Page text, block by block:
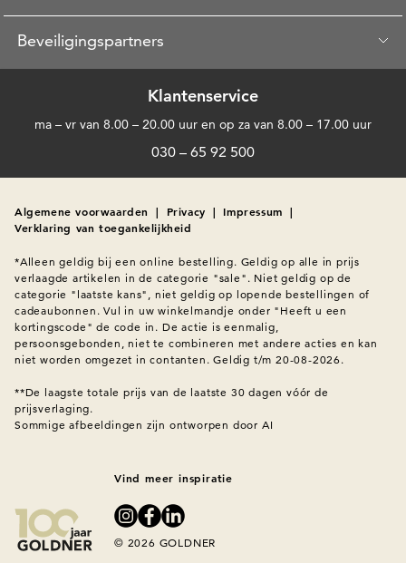
Beveiligingspartners
Klantenservice
ma – vr van 8.00 – 20.00 uur en op za van 8.00 – 17.00 uur
030 – 65 92 500
Algemene voorwaarden | Privacy | Impressum |
Verklaring van toegankelijkheid
*Alleen geldig bij een online bestelling. Geldig op alle in prijs
verlaagde artikelen in de categorie "sale". Niet geldig op de
categorie "laatste kans", niet geldig op lopende bestellingen of
cadeaubonnen. Vul in uw winkelmandje onder "Heeft u een
kortingscode" de code in. De actie is eenmalig,
persoonsgebonden, niet te combineren met andere acties en kan
niet worden omgezet in contanten. Geldig t/m 20-08-2026.
**De laagste totale prijs van de laatste 30 dagen vóór de
Sommige afbeeldingen zijn ontworpen door AI
Vind meer inspiratie
© 2026 GOLDNER